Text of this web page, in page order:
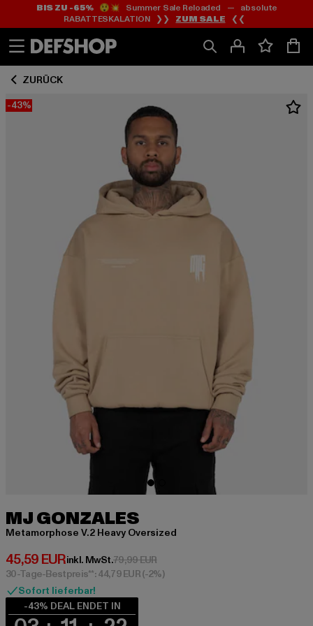
Zum
Inhalt
springen
Zum
Fußzeile
springen
BIS ZU -65%😲💥 Summer Sale Reloaded — absolute
RABATTESKALATION ❯❯ ZUM SALE ❮❮
ZURÜCK
-43%
MJ GONZALES
Metamorphose V.2 Heavy Oversized
45,59 EUR
Derzeitiger Preis: 45,59 EUR
inkl. MwSt.79,99 EURAktionspreis: 79,99 EUR
30-Tage-Bestpreis**: 44,79 EUR(-2%)
Sofort lieferbar!
-43% DEAL ENDET IN